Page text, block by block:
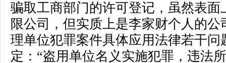
骗取工商部门的许可登记，虽然表
限公司，但实质上是李家财个人的
理单位犯罪案件具体应用法律若干
定：“盗用单位名义实施犯罪，违法